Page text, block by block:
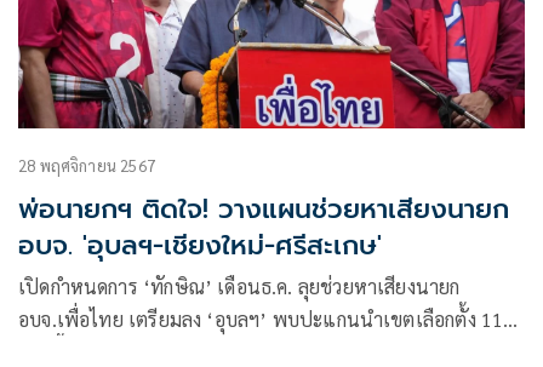
28 พฤศจิกายน 2567
พ่อนายกฯ ติดใจ! วางแผนช่วยหาเสียงนายก
อบจ. 'อุบลฯ-เชียงใหม่-ศรีสะเกษ'
เปิดกำหนดการ ‘ทักษิณ’ เดือนธ.ค. ลุยช่วยหาเสียงนายก
อบจ.เพื่อไทย เตรียมลง ‘อุบลฯ’ พบปะแกนนำเขตเลือกตั้ง 11